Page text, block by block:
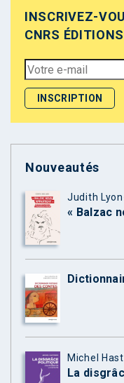
INSCRIVEZ-
CNRS
Nouveautés
Judith
« Balzac
Michel
La